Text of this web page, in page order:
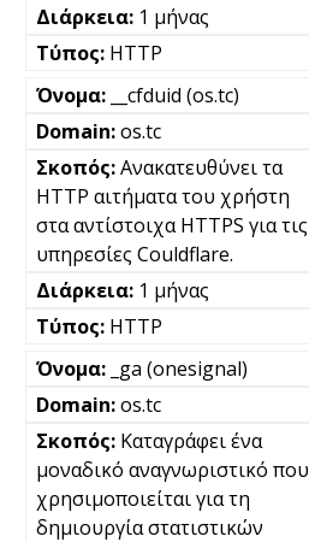
1 μήνας
HTTP
__cfduid (os.tc)
os.tc
Ανακατευθύνει τα
HTTP αιτήματα του χρήστη
στα αντίστοιχα HTTPS για τις
υπηρεσίες Couldflare.
1 μήνας
HTTP
_ga (onesignal)
os.tc
Καταγράφει ένα
μοναδικό αναγνωριστικό που
χρησιμοποιείται για τη
δημιουργία στατιστικών